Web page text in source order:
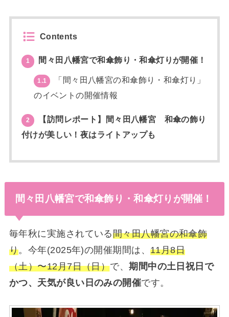
Contents
1 間々田八幡宮で和傘飾り・和傘灯りが開催！
1.1
「間々田八幡宮の和傘飾り・和傘灯り」
のイベントの開催情報
2
【訪問レポート】間々田八幡宮 和傘の飾り
付けが美しい！夜はライトアップも
間々田八幡宮で和傘飾り・和傘灯りが開催！
毎年秋に実施されている間々田八幡宮の和傘飾
り。今年(2025年)の開催期間は、11月8日
（土）〜12月7日（日）で、期間中の土日祝日で
かつ、天気が良い日のみの開催です。